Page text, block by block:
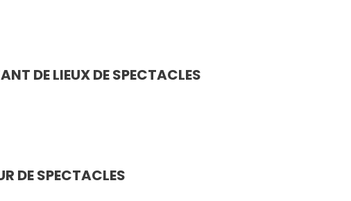
DE LIEUX DE SPECTACLES
DE SPECTACLES